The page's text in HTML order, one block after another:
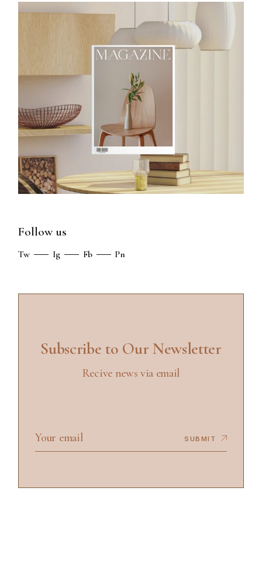
Follow us
Tw Ig Fb Pn
Subscribe to Our Newsletter
Recive news via email
SUBMIT